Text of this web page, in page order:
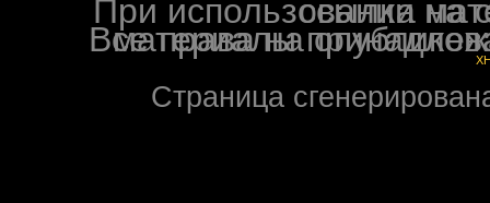
При использовании
Все права на опубликованные на форуме
Страница